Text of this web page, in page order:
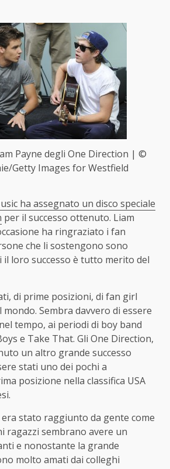
Payne degli One Direction | ©
Getty Images for Westfield
ha assegnato un disco speciale
per il successo ottenuto. Liam
ha ringraziato i fan
che li sostengono sono
il loro successo è tutto merito del
di prime posizioni, di fan girl
Sembra davvero di essere
tempo, ai periodi di boy band
e Take That. Gli One Direction,
un altro grande successo
stati uno dei pochi a
posizione nella classifica USA
era stato raggiunto da gente come
ragazzi sembrano avere un
e nonostante la grande
molto amati dai colleghi